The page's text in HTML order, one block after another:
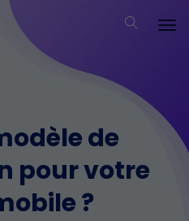
de
pour votre
?